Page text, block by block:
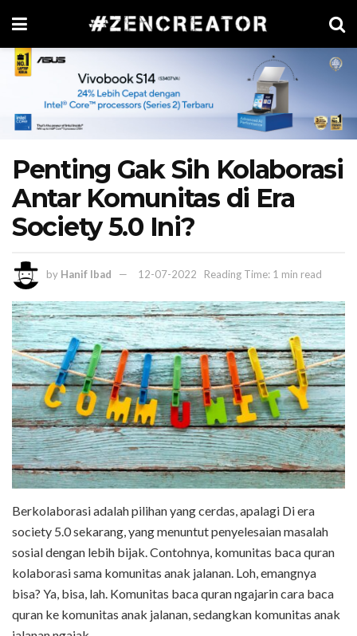
Penting Gak Sih Kolaborasi
Antar Komunitas di Era
Society 5.0 Ini?
by Hanif Ibad 12-07-2022 Reading Time: 1 min read
Berkolaborasi adalah pilihan yang cerdas, apalagi Di era
society 5.0 sekarang, yang menuntut penyelesaian masalah
sosial dengan lebih bijak. Contohnya, komunitas baca quran
kolaborasi sama komunitas anak jalanan. Loh, emangnya
bisa? Ya, bisa, lah. Komunitas baca quran ngajarin cara baca
quran ke komunitas anak jalanan, sedangkan komunitas anak